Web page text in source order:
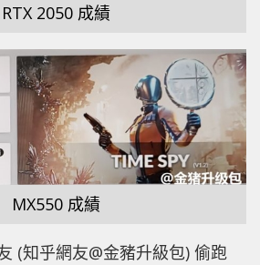
RTX 2050 成績
MX550 成績
(知乎網友@金豬升級包) 偷跑